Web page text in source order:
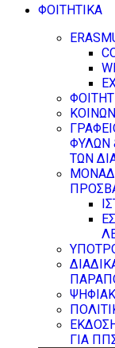
ΦΟΙΤΗΤΙΚΑ
ΦΥΛΩΝ
ΤΩΝ
ΓΙΑ